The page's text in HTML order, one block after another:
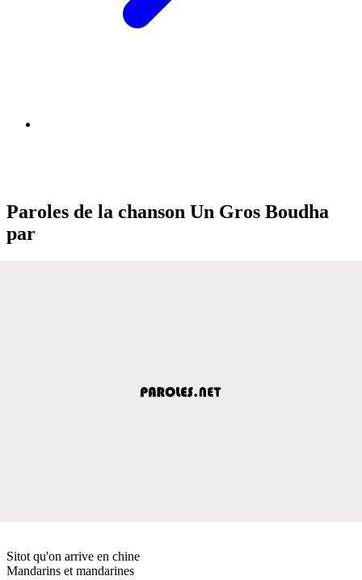
Paroles de la chanson Un Gros Boudha
par
Sitot qu'on arrive en chine
Mandarins et mandarines